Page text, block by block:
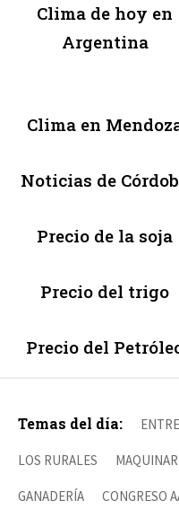
Clima de hoy en
Argentina
Clima en
Noticias de
Precio de la soja
Precio del trigo
Precio del
Temas del día:
LOS RURALES
GANADERÍA CONGRESO